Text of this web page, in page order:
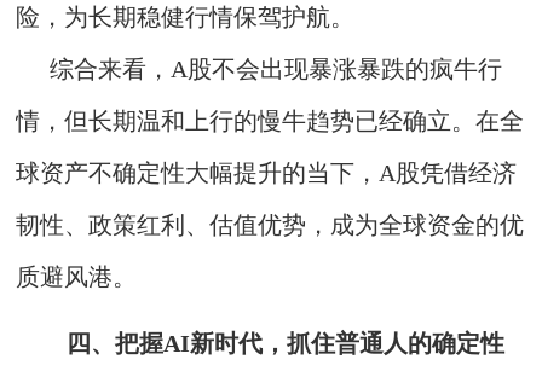
险，为长期稳健行情保驾护航。
综合来看，A股不会出现暴涨暴跌的疯牛行
情，但长期温和上行的慢牛趋势已经确立。在全
球资产不确定性大幅提升的当下，A股凭借经济
韧性、政策红利、估值优势，成为全球资金的优
质避风港。
四、把握AI新时代，抓住普通人的确定性